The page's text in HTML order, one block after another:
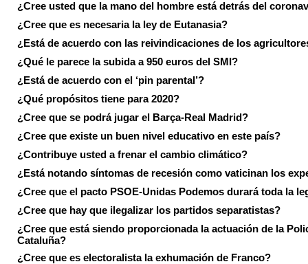
¿Cree usted que la mano del hombre está detrás del
¿Cree que es necesaria la ley de Eutanasia?
¿Está de acuerdo con las reivindicaciones de los
¿Qué le parece la subida a 950 euros del SMI?
¿Está de acuerdo con el ‘pin parental’?
¿Qué propósitos tiene para 2020?
¿Cree que se podrá jugar el Barça-Real Madrid?
¿Cree que existe un buen nivel educativo en este país?
¿Contribuye usted a frenar el cambio climático?
¿Está notando síntomas de recesión como vaticinan los
¿Cree que el pacto PSOE-Unidas Podemos durará toda la
¿Cree que hay que ilegalizar los partidos separatistas?
¿Cree que está siendo proporcionada la actuación de la
Cataluña?
¿Cree que es electoralista la exhumación de Franco?